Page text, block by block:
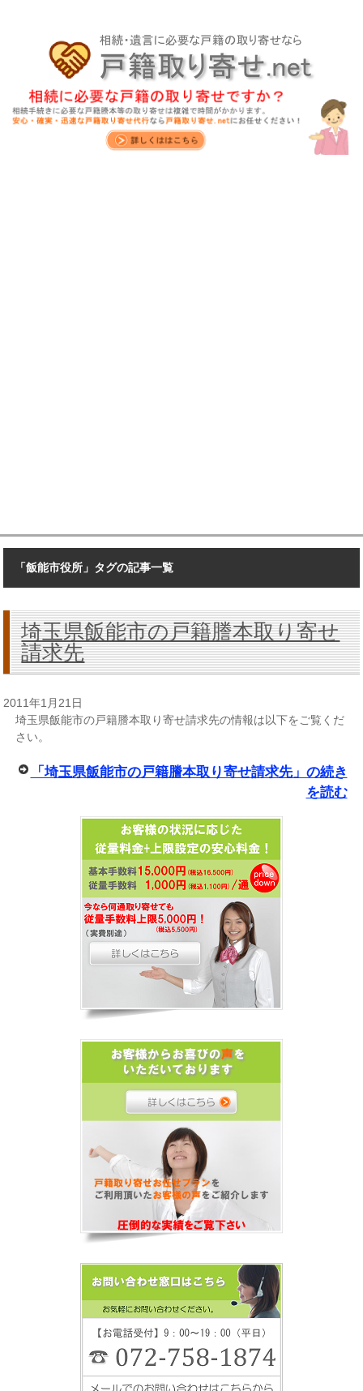
「飯能市役所」タグの記事一覧
埼玉県飯能市の戸籍謄本取り寄せ
請求先
2011年1月21日
埼玉県飯能市の戸籍謄本取り寄せ請求先の情報は以下をご覧くだ
さい。
「埼玉県飯能市の戸籍謄本取り寄せ請求先」の続き
を読む